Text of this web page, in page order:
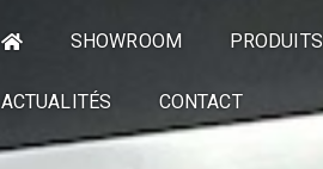
SHOWROOM PRODUITS
ACTUALITÉS CONTACT